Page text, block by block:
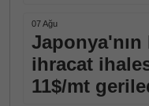
07 Ağu
ihracat
11$/mt